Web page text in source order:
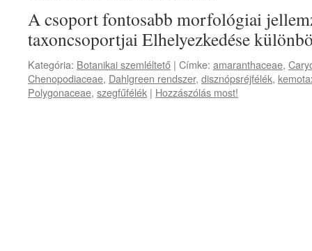
A csoport fontosabb morfológiai
taxoncsoportjai Elhelyezkedése
Kategória: Botanikai szemléltető | Címke: amaranthaceae,
Chenopodiaceae, Dahlgreen rendszer, disznópsréjfélék,
Polygonaceae, szegfűfélék | Hozzászólás most!